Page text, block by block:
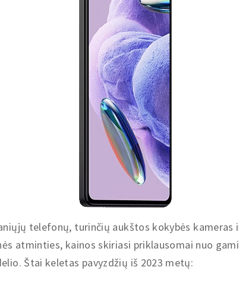
telefonų, turinčių aukštos kokybės kameras
atminties, kainos skiriasi priklausomai nuo
Štai keletas pavyzdžių iš 2023 metų: